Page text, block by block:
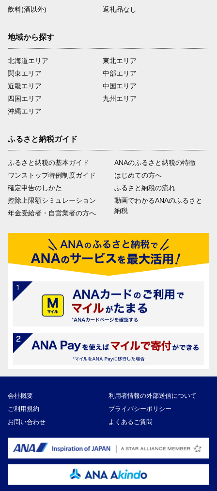
飲料(酒以外)
返礼品なし
地域から探す
北海道エリア
関東エリア
近畿エリア
四国エリア
沖縄エリア
東北エリア
中部エリア
中国エリア
九州エリア
ふるさと納税ガイド
ふるさと納税の基本ガイド
ワンストップ特例制度ガイド
確定申告のしかた
控除上限額シミュレーション
年金受給者・自営業者の方へ
ANAのふるさと納税の特徴
はじめての方へ
ふるさと納税の流れ
動画でわかるANAのふるさと
納税
会社概要
利用者情報の外部送信について
ご利用規約
プライバシーポリシー
お問い合わせ
よくあるご質問